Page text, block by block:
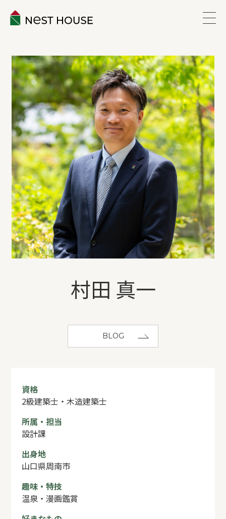
ABOUT
WORKS
LINEUP
VOICE
ESTATE
REFORM
モデルハウス来場予約
村田 真一
BLOG
資格
2級建築士・木造建築士
所属・担当
設計課
出身地
山口県周南市
趣味・特技
温泉・漫画鑑賞